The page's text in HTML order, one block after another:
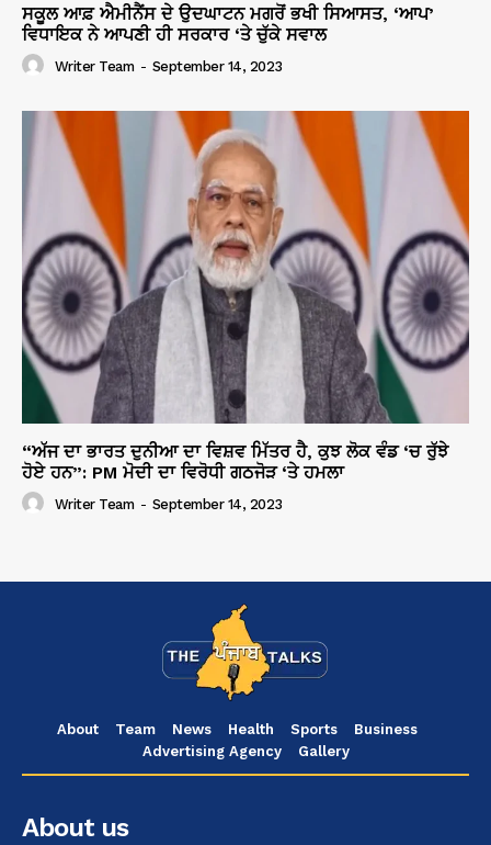
ਸਕੂਲ ਆਫ਼ ਐਮੀਨੈਂਸ ਦੇ ਉਦਘਾਟਨ ਮਗਰੋਂ ਭਖੀ ਸਿਆਸਤ, ‘ਆਪ’
ਵਿਧਾਇਕ ਨੇ ਆਪਣੀ ਹੀ ਸਰਕਾਰ ‘ਤੇ ਚੁੱਕੇ ਸਵਾਲ
Writer Team - September 14, 2023
“ਅੱਜ ਦਾ ਭਾਰਤ ਦੁਨੀਆ ਦਾ ਵਿਸ਼ਵ ਮਿੱਤਰ ਹੈ, ਕੁਝ ਲੋਕ ਵੰਡ ‘ਚ ਰੁੱਝੇ
ਹੋਏ ਹਨ”: PM ਮੋਦੀ ਦਾ ਵਿਰੋਧੀ ਗਠਜੋੜ ‘ਤੇ ਹਮਲਾ
Writer Team - September 14, 2023
About Team News Health Sports
Business
Advertising Agency
Gallery
About us